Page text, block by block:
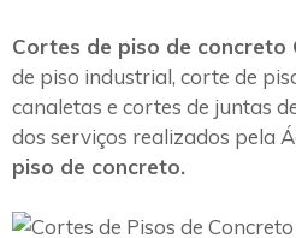
Cortes de piso de concreto
de piso industrial, corte de
canaletas e cortes de juntas
dos serviços realizados pela
piso de concreto.